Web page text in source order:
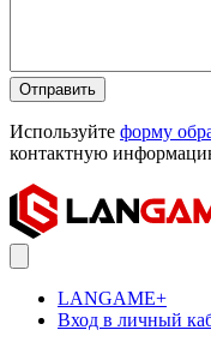
Отправить
Используйте форму
контактную
LANGAME+
Вход в личный